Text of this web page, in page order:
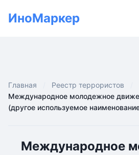
ИноМаркер
Главная
Реестр террористов
Международное молодежное
(другое используемое
Международное